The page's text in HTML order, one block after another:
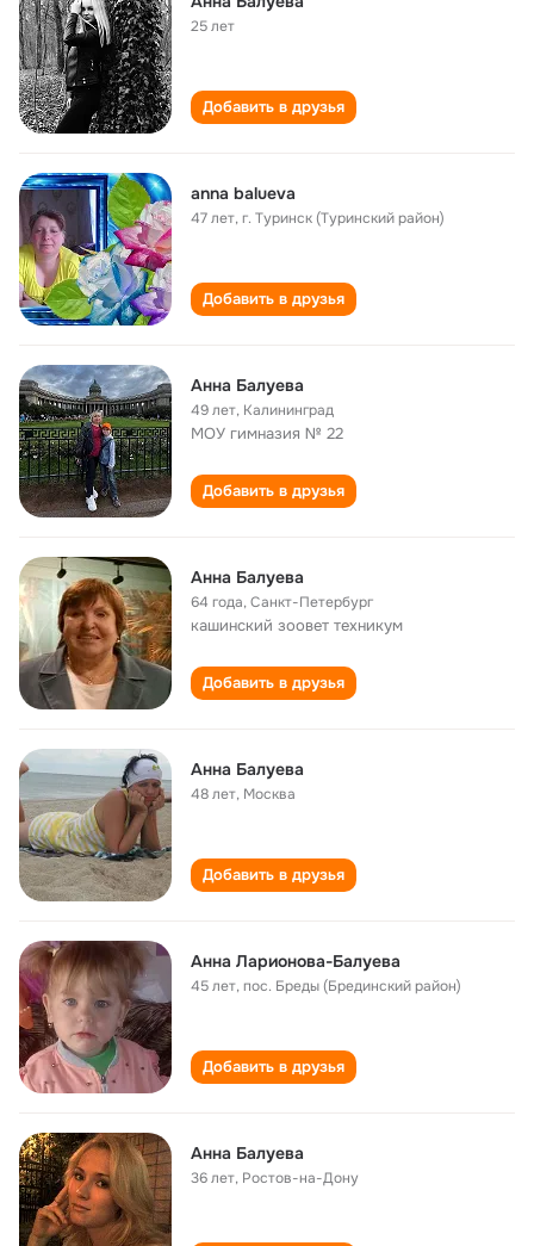
25 лет
Добавить в друзья
anna balueva
47 лет,г. Туринск (Туринский район)
Добавить в друзья
Анна Балуева
49 лет, Калининград
МОУ гимназия № 22
Добавить в друзья
Анна Балуева
64 года,Санкт-Петербург
кашинский зоовет техникум
Добавить в друзья
Анна Балуева
48 лет, Москва
Добавить в друзья
Анна Ларионова-Балуева
45 лет,пос. Бреды (Брединский район)
Добавить в друзья
Анна Балуева
36 лет, Ростов-на-Дону